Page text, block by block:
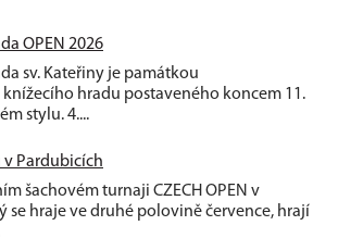
OPEN 2026
sv. Kateřiny je památkou
hradu postaveného koncem 11.
stylu. 4....
v Pardubicích
šachovém turnaji CZECH OPEN v
se hraje ve druhé polovině července, hrají